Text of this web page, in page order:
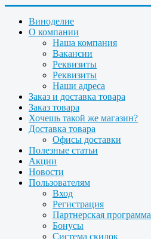
Виноделие
О компании
Наша компания
Вакансии
Реквизиты
Реквизиты
Наши адреса
Заказ и доставка товара
Заказ товара
Хочешь такой же магазин?
Доставка товара
Офисы доставки
Полезные статьи
Акции
Новости
Пользователям
Вход
Регистрация
Партнерская программа
Бонусы
Система скидок